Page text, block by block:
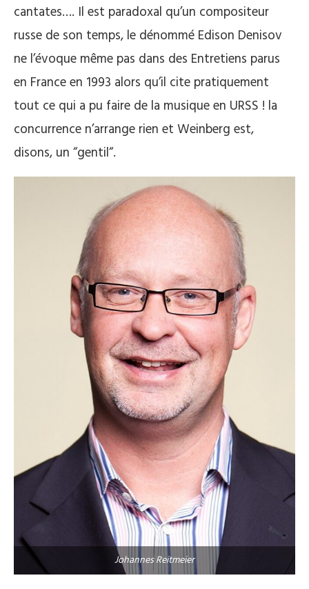
cantates…. Il est paradoxal qu’un compositeur
russe de son temps, le dénommé Edison Denisov
ne l’évoque même pas dans des Entretiens parus
en France en 1993 alors qu’il cite pratiquement
tout ce qui a pu faire de la musique en URSS ! la
concurrence n’arrange rien et Weinberg est,
disons, un “gentil“.
Johannes Reitmeier